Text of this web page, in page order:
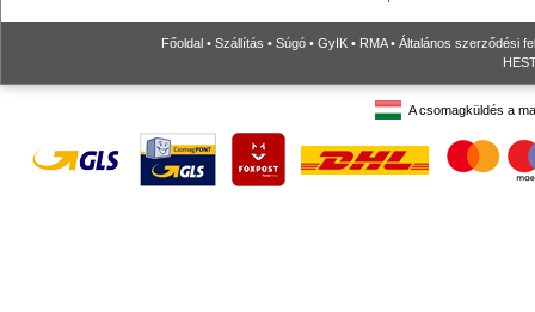
Főoldal • Szállítás • Súgó • GyIK • RMA• Általános szerződési
A csomagküldés a